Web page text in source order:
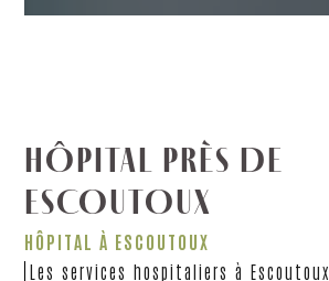
HÔPITAL PRÈS DE
ESCOUTOUX
HÔPITAL À ESCOUTOUX
Les services hospitaliers à Escoutoux